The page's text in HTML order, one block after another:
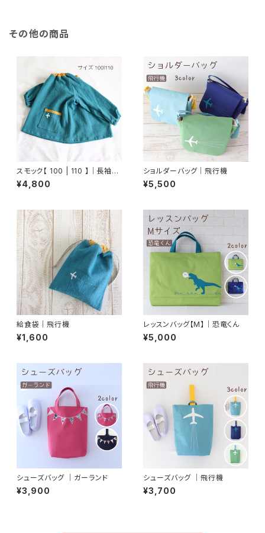
その他の商品
スモック【 100 | 110 】｜長袖｜
飛行機
¥4,800
ショルダーバッグ｜飛行機
¥5,500
給食袋｜飛行機
¥1,600
レッスンバッグ【M】｜恐竜くん
¥5,000
シューズバッグ ｜ガーランド
¥3,900
シューズバッグ ｜飛行機
¥3,700